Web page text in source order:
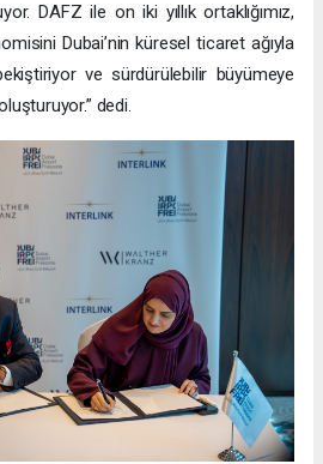
DAFZ ile on iki yıllık ortaklığımız,
Dubai’nin küresel ticaret ağıyla
ve sürdürülebilir büyümeye
dedi.